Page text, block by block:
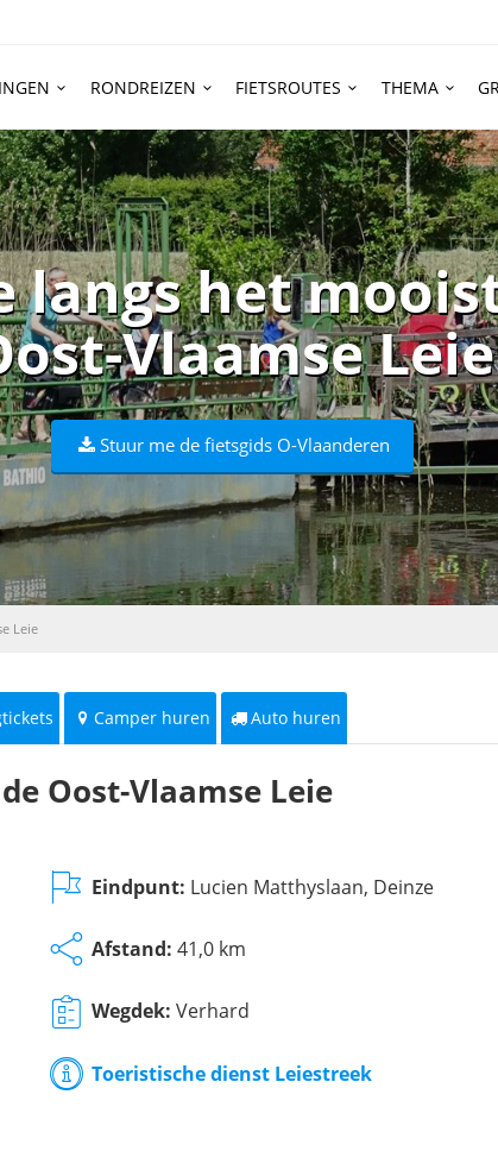
RONDREIZEN FIETSROUTES THEMA
langs het
Vlaamse Leie
Stuur me de fietsgids O-Vlaanderen
Leie
Camper huren Auto huren
Oost-Vlaamse Leie
Eindpunt: Lucien Matthyslaan, Deinze
Afstand: 41,0 km
Wegdek: Verhard
Toeristische dienst Leiestreek